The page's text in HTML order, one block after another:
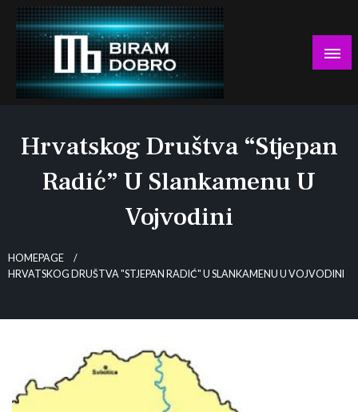
Skip
content
Hrvatskog Društva “Stjepan
Radić” U Slankamenu U
Vojvodini
HOMEPAGE
HRVATSKOG DRUŠTVA "STJEPAN RADIĆ" U SLANKAMENU U VOJVODINI